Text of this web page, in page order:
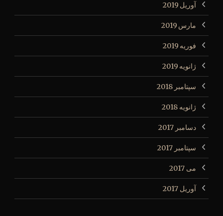
آوریل 2019
مارس 2019
فوریه 2019
ژانویه 2019
سپتامبر 2018
ژانویه 2018
دسامبر 2017
سپتامبر 2017
می 2017
آوریل 2017